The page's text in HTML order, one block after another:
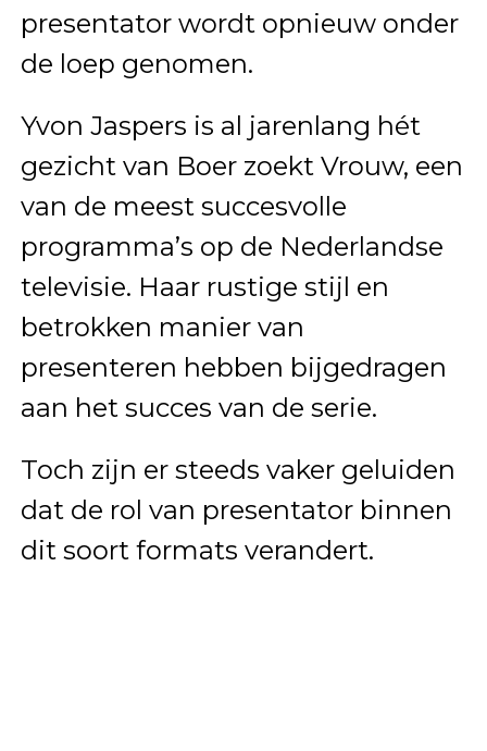
presentator wordt opnieuw onder
de loep genomen.
Yvon Jaspers is al jarenlang hét
gezicht van Boer zoekt Vrouw, een
van de meest succesvolle
programma’s op de Nederlandse
televisie. Haar rustige stijl en
betrokken manier van
presenteren hebben bijgedragen
aan het succes van de serie.
Toch zijn er steeds vaker geluiden
dat de rol van presentator binnen
dit soort formats verandert.